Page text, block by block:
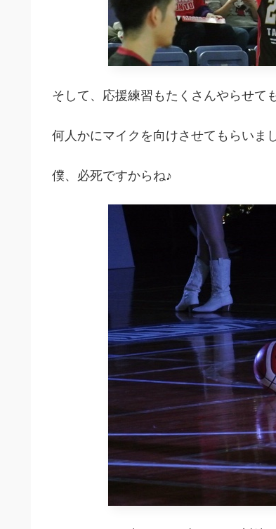
そして、応援練習もたくさんやらせて
何人かにマイクを向けさせてもらい
僕、必死ですからね♪